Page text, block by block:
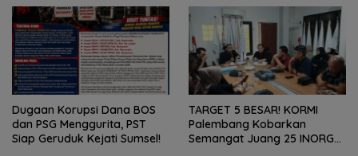
Dugaan Korupsi Dana BOS
dan PSG Menggurita, PST
Siap Geruduk Kejati Sumsel!
TARGET 5 BESAR! KORMI
Palembang Kobarkan
Semangat Juang 25 INORGA